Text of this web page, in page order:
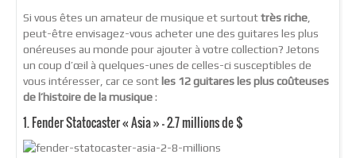
Si vous êtes un amateur de musique et surtouttrès riche
peut-être envisagez-vous acheter une des guitares les plus
onéreuses au monde pour ajouter à votre collection? Jetons
un coup d’œil à quelques-unes de celles-ci susceptibles de
vous intéresser, car ce sont les 12 guitares les plus coûteuses
de l’histoire de la musique:
1. Fender Statocaster « Asia » – 2.7 millions de $